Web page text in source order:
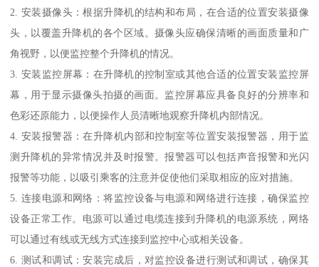
2. 安装摄像头：根据升降机的结构和布局，在合适的位置安装摄像
头，以覆盖升降机的各个区域。摄像头应确保清晰的画面质量和广
角视野，以便监控整个升降机的情况。
3. 安装监控屏幕：在升降机的控制室或其他合适的位置安装监控屏
幕，用于显示摄像头拍摄的画面。监控屏幕应具备良好的分辨率和
色彩还原能力，以便操作人员清晰地观察升降机内部情况。
4. 安装报警器：在升降机内部和控制室等位置安装报警器，用于监
测升降机的异常情况并及时报警。报警器可以包括声音报警和光闪
报警等功能，以吸引乘客的注意并促使他们采取相应的应对措施。
5. 连接电源和网络：将监控设备与电源和网络进行连接，确保监控
设备正常工作。电源可以通过电缆连接到升降机的电源系统，网络
可以通过有线或无线方式连接到监控中心或相关设备。
6. 测试和调试：安装完成后，对监控设备进行测试和调试，确保其